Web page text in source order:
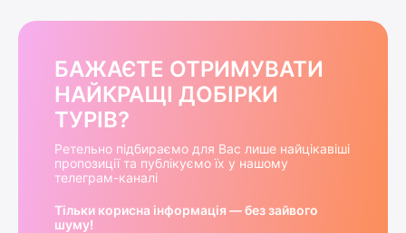
БАЖАЄТЕ ОТРИМУВАТИ
НАЙКРАЩІ ДОБІРКИ
ТУРІВ?
Ретельно підбираємо для Вас лише найцікавіші
пропозиції та публікуємо їх у нашому
телеграм-каналі
Тільки корисна інформація — без зайвого
шуму!